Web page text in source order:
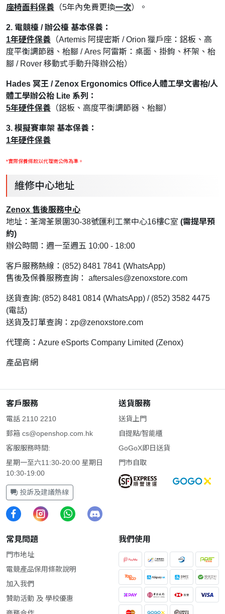
座椅面料保養 （5年內免費更換一次）。
2. 電競檯 / 辦公檯 基本保養：
1年硬件保養 （Artemis 阿提密斯 / Orion 獵戶座：鋁板、高
度平衡調節器、枱腳 / Ares 阿雷斯：桌面、掛鉤、杯架、枱
腳 / Rover 移動式手動升降辦公枱）
Hades 冥王 / Zenox Ergonomics Office人體工學文書枱/人
體工學辦公枱 Lite 系列：
5年硬件保養 （鋁板、高度平衡調節器、枱腳）
3. 模擬賽車架 基本保養：
1年硬件保養
*實際保養條款以代理商公佈為準。
維修中心地址
Zenox 售後服務中心
地址：荃灣荃景圍30-38號匯利工業中心16樓C室 (需提早預
約)
辦公時間：週一至週五 10:00 - 18:00
客戶服務熱線：(852) 8481 7841 (WhatsApp)
售後及保養服務查詢： aftersales@zenoxstore.com
送貨查詢: (852) 8481 0814 (WhatsApp) / (852) 3582 4475
(電話)
送貨及訂單查詢： zp@zenoxstore.com
代理商：Azure eSports Company Limited (Zenox)
產品官網
客戶服務
電話 2110 2210
郵箱 cs@openshop.com.hk
客服服務時間:
星期一至六11:30-20:00 星期日
10:30-19:00
投訴及建議熱線
送貨服務
送貨上門
自提點/智能櫃
GoGoX即日送貨
門市自取
常見問題
門市地址
電競產品保用條款說明
加入我們
贊助活動 及 學校優惠
我們使用